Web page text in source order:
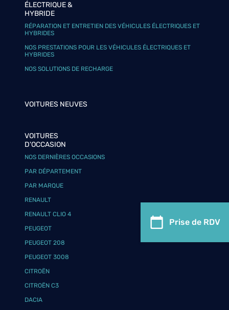
Prise de RDV
ÉLECTRIQUE &
HYBRIDE
RÉPARATION ET ENTRETIEN DES VÉHICULES ÉLECTRIQUES ET
HYBRIDES
NOS PRESTATIONS POUR LES VÉHICULES ÉLECTRIQUES ET
HYBRIDES
NOS SOLUTIONS DE RECHARGE
VOITURES NEUVES
VOITURES
D'OCCASION
NOS DERNIÈRES OCCASIONS
PAR DÉPARTEMENT
PAR MARQUE
RENAULT
RENAULT CLIO 4
PEUGEOT
PEUGEOT 208
PEUGEOT 3008
CITROËN
CITROËN C3
DACIA